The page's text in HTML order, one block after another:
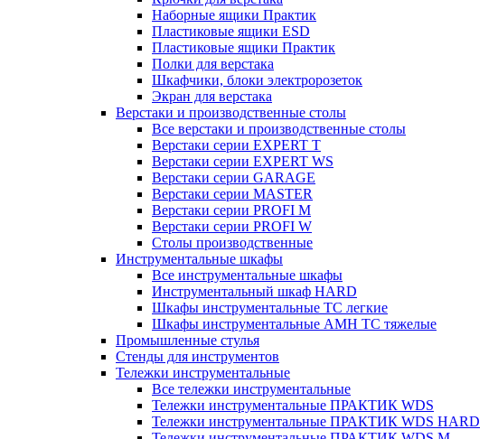
Наборные ящики Практик
Пластиковые ящики ESD
Пластиковые ящики Практик
Полки для верстака
Шкафчики, блоки электророзеток
Экран для верстака
Верстаки и производственные столы
Все верстаки и производственные столы
Верстаки серии EXPERT T
Верстаки серии EXPERT WS
Верстаки серии GARAGE
Верстаки серии MASTER
Верстаки серии PROFI M
Верстаки серии PROFI W
Столы производственные
Инструментальные шкафы
Все инструментальные шкафы
Инструментальный шкаф HARD
Шкафы инструментальные ТС легкие
Шкафы инструментальные AMH TC тяжелые
Промышленные стулья
Стенды для инструментов
Тележки инструментальные
Все тележки инструментальные
Тележки инструментальные ПРАКТИК WDS
Тележки инструментальные ПРАКТИК WDS HARD